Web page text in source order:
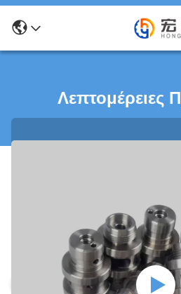
Λεπτομέρειες